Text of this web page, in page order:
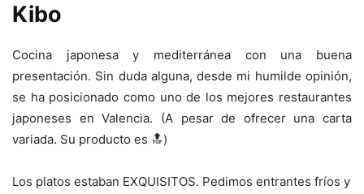
Kibo
Cocina japonesa y mediterránea con una buena
presentación. Sin duda alguna, desde mi humilde opinión,
se ha posicionado como uno de los mejores restaurantes
japoneses en Valencia. (A pesar de ofrecer una carta
variada. Su producto es 🔝)
Los platos estaban EXQUISITOS. Pedimos entrantes fríos y